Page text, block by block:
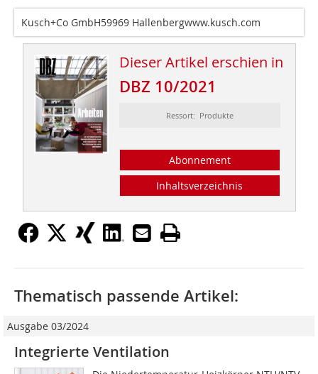
Kusch+Co GmbH59969 Hallenbergwww.kusch.com
Dieser Artikel erschien in
DBZ 10/2021
Ressort: Produkte
Abonnement
Inhaltsverzeichnis
Thematisch passende Artikel:
Ausgabe 03/2024
Integrierte Ventilation